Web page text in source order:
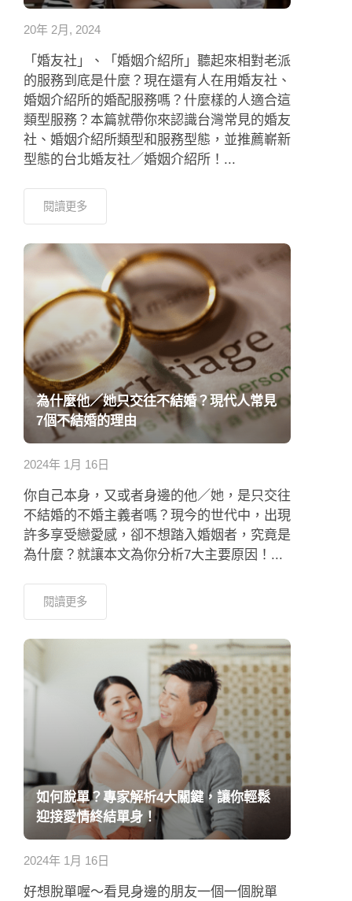
20年 2月, 2024
「婚友社」、「婚姻介紹所」聽起來相對老派
的服務到底是什麼？現在還有人在用婚友社、
婚姻介紹所的婚配服務嗎？什麼樣的人適合這
類型服務？本篇就帶你來認識台灣常見的婚友
社、婚姻介紹所類型和服務型態，並推薦嶄新
型態的台北婚友社／婚姻介紹所！...
閱讀更多
為什麼他／她只交往不結婚？現代人常見
7個不結婚的理由
2024年 1月 16日
你自己本身，又或者身邊的他／她，是只交往
不結婚的不婚主義者嗎？現今的世代中，出現
許多享受戀愛感，卻不想踏入婚姻者，究竟是
為什麼？就讓本文為你分析7大主要原因！...
閱讀更多
如何脫單？專家解析4大關鍵，讓你輕鬆
迎接愛情終結單身！
2024年 1月 16日
好想脫單喔～看見身邊的朋友一個一個脫單